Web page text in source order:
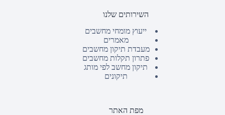
השירותים שלנו
ייעוץ מומחי מחשבים
מאמרים
מעבדת תיקון מחשבים
פתרון תקלות מחשבים
תיקון מחשב לפי מותג
תיקונים
מפת האתר